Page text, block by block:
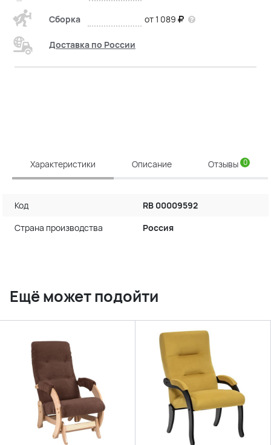
Сборка от 1 089
Доставка по России
Характеристики Описание Отзывы 0
Код
RB 00009592
Страна производства
Россия
Ещё может подойти